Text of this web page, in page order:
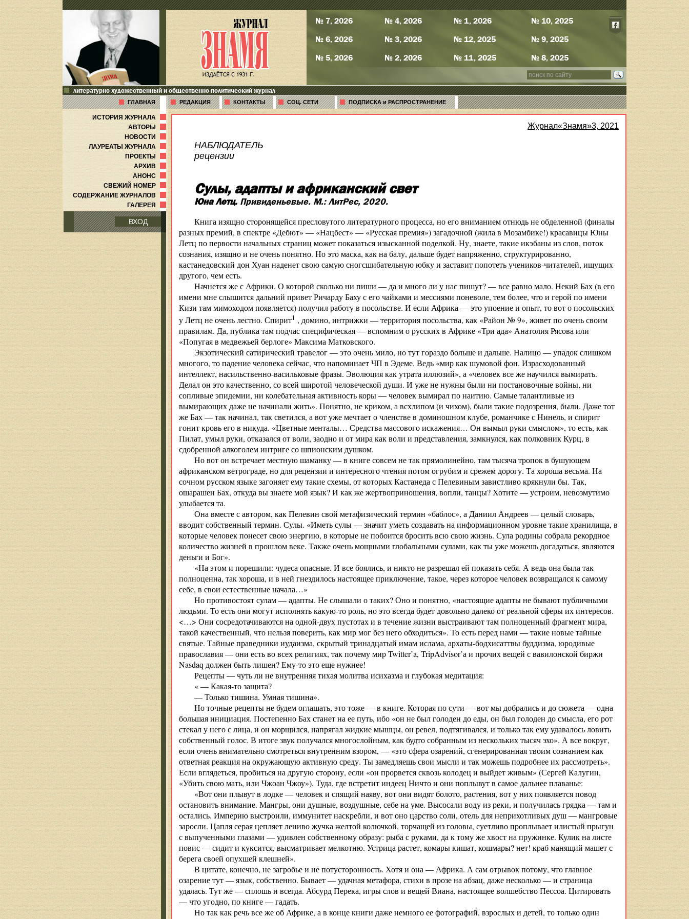
№ 7, 2026
№ 6, 2026
№ 5, 2026
№ 4, 2026
№ 3, 2026
№ 2, 2026
№ 1, 2026
№ 12, 2025
№ 11, 2025
№ 10, 2025
№ 9, 2025
№ 8, 2025
литературно-художественный и общественно-политический журнал
ГЛАВНАЯ РЕДАКЦИЯ КОНТАКТЫ СОЦ. СЕТИ ПОДПИСКА и РАСПРОСТРАНЕНИЕ
ИСТОРИЯ ЖУРНАЛА
АВТОРЫ
НОВОСТИ
ЛАУРЕАТЫ ЖУРНАЛА
ПРОЕКТЫ
АРХИВ
АНОНС
СВЕЖИЙ НОМЕР
СОДЕРЖАНИЕ ЖУРНАЛОВ
ГАЛЕРЕЯ
ВХОД
Журнал«Знамя»3, 2021
НАБЛЮДАТЕЛЬ
рецензии
Сулы, адапты и африканский свет
Юна Летц. Привиденьевые. М.: ЛитРес, 2020.
Книга изящно сторонящейся пресловутого литературного процесса, но его вниманием отнюдь не обделенной (финалы
разных премий, в спектре «Дебют» — «Нацбест» — «Русская премия») загадочной (жила в Мозамбике!) красавицы Юны
Летц по первости начальных страниц может показаться изысканной поделкой. Ну, знаете, такие икэбаны из слов, поток
сознания, изящно и не очень понятно. Но это маска, как на балу, дальше будет напряженно, структурированно,
кастанедовский дон Хуан наденет свою самую сногсшибательную юбку и заставит попотеть учеников-читателей, ищущих
другого, чем есть.
Начнется же с Африки. О которой сколько ни пиши — да и много ли у нас пишут? — все равно мало. Некий Бах (в его
имени мне слышится дальний привет Ричарду Баху с его чайками и мессиями поневоле, тем более, что и герой по имени
Кизи там мимоходом появляется) получил работу в посольстве. И если Африка — это упоение и опыт, то вот о посольских
у Летц не очень лестно. Спирит1 , домино, интрижки — территория посольства, как «Район № 9», живет по очень своим
правилам. Да, публика там подчас специфическая — вспомним о русских в Африке «Три ада» Анатолия Рясова или
«Попугая в медвежьей берлоге» Максима Матковского.
Экзотический сатирический травелог — это очень мило, но тут гораздо больше и дальше. Налицо — упадок слишком
многого, то падение человека сейчас, что напоминает ЧП в Эдеме. Ведь «мир как шумовой фон. Израсходованный
интеллект, насильственно-васильковые фразы. Эволюция как утрата иллюзий», а «человек все же научился вымирать.
Делал он это качественно, со всей широтой человеческой души. И уже не нужны были ни постановочные войны, ни
сопливые эпидемии, ни колебательная активность коры — человек вымирал по наитию. Самые талантливые из
вымирающих даже не начинали жить». Понятно, не криком, а всхлипом (и чихом), были такие подозрения, были. Даже тот
же Бах — так начинал, так светился, а вот уже мечтает о членстве в доминошном клубе, романчике с Нинель, и спирит
гонит кровь его в никуда. «Цветные менталы… Средства массового искажения… Он вымыл руки смыслом», то есть, как
Пилат, умыл руки, отказался от воли, заодно и от мира как воли и представления, замкнулся, как полковник Курц, в
сдобренной алкоголем интриге со шпионским душком.
Но вот он встречает местную шаманку — в книге совсем не так прямолинейно, там тысяча тропок в бушующем
африканском ветрограде, но для рецензии и интересного чтения потом огрубим и срежем дорогу. Та хороша весьма. На
сочном русском языке загоняет ему такие схемы, от которых Кастанеда с Пелевиным завистливо крякнули бы. Так,
ошарашен Бах, откуда вы знаете мой язык? И как же жертвоприношения, вопли, танцы? Хотите — устроим, невозмутимо
улыбается та.
Она вместе с автором, как Пелевин свой метафизический термин «баблос», а Даниил Андреев — целый словарь,
вводит собственный термин. Сулы. «Иметь сулы — значит уметь создавать на информационном уровне такие хранилища, в
которые человек понесет свою энергию, в которые не побоится бросить всю свою жизнь. Сула родины собрала рекордное
количество жизней в прошлом веке. Также очень мощными глобальными сулами, как ты уже можешь догадаться, являются
деньги и Бог».
«На этом и порешили: чудеса опасные. И все боялись, и никто не разрешал ей показать себя. А ведь она была так
полноценна, так хороша, и в ней гнездилось настоящее приключение, такое, через которое человек возвращался к самому
себе, в свои естественные начала…»
Но противостоят сулам — адапты. Не слышали о таких? Оно и понятно, «настоящие адапты не бывают публичными
людьми. То есть они могут исполнять какую-то роль, но это всегда будет довольно далеко от реальной сферы их интересов.
<…> Они сосредотачиваются на одной-двух пустотах и в течение жизни выстраивают там полноценный фрагмент мира,
такой качественный, что нельзя поверить, как мир мог без него обходиться». То есть перед нами — такие новые тайные
святые. Тайные праведники иудаизма, скрытый тринадцатый имам ислама, архаты-бодхисаттвы буддизма, юродивые
православия — они есть во всех религиях, так почему мир Twitter’a, TripAdvisor’а и прочих вещей с вавилонской биржи
Nasdaq должен быть лишен? Ему-то это еще нужнее!
Рецепты — чуть ли не внутренняя тихая молитва исихазма и глубокая медитация:
« — Какая-то защита?
— Только тишина. Умная тишина».
Но точные рецепты не будем оглашать, это тоже — в книге. Которая по сути — вот мы добрались и до сюжета — одна
большая инициация. Постепенно Бах станет на ее путь, ибо «он не был голоден до еды, он был голоден до смысла, его рот
стекал у него с лица, и он морщился, напрягал жидкие мышцы, он ревел, подтягивался, и только так ему удавалось ловить
собственный голос. В итоге звук получался многослойным, как будто собранным из нескольких тысяч эхо». А все вокруг,
если очень внимательно смотреться внутренним взором, — «это сфера озарений, сгенерированная твоим сознанием как
ответная реакция на окружающую активную среду. Ты замедляешь свои мысли и так можешь подробнее их рассмотреть».
Если вглядеться, пробиться на другую сторону, если «он прорвется сквозь колодец и выйдет живым» (Сергей Калугин,
«Убить свою мать, или Чжоан Чжоу»). Туда, где встретит индеец Ничто и они поплывут в самое дальнее плаванье:
«Вот они плывут в лодке — человек и спящий наяву, вот они видят болото, растения, вот у них появляется повод
остановить внимание. Мангры, они душные, воздушные, себе на уме. Высосали воду из реки, и получилась грядка — там и
остались. Империю выстроили, иммунитет наскребли, и вот оно царство соли, отель для неприхотливых душ — мангровые
заросли. Цапля серая цепляет лениво жучка желтой колючкой, торчащей из головы, суетливо проплывает илистый прыгун
с выпученными глазами — удивлен собственному образу: рыба с руками, да к тому же хвост на пружинке. Кулик на листе
повис — сидит и куксится, высматривает мелкотню. Устрица растет, комары кишат, кошмары? нет! краб манящий машет с
берега своей опухшей клешней».
В цитате, конечно, не загробье и не потусторонность. Хотя и она — Африка. А сам отрывок потому, что главное
озарение тут — язык, собственно. Бывает — удачная метафора, стихи в прозе на абзац, даже несколько — и страница
удалась. Тут же — сплошь и всегда. Абсурд Перека, игры слов и вещей Виана, настоящее волшебство Пессоа. Цитировать
— что угодно, по книге — гадать.
Но так как речь все же об Африке, а в конце книги даже немного ее фотографий, взрослых и детей, то только один